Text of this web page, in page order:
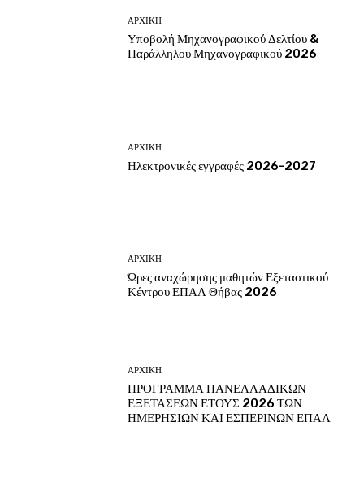
ΑΡΧΙΚΗ
Υποβολή Μηχανογραφικού Δελτίου &
Παράλληλου Μηχανογραφικού 2026
ΑΡΧΙΚΗ
Ηλεκτρονικές εγγραφές 2026-2027
ΑΡΧΙΚΗ
Ώρες αναχώρησης μαθητών Εξεταστικού
Κέντρου ΕΠΑΛ Θήβας 2026
ΑΡΧΙΚΗ
ΠΡΟΓΡΑΜΜΑ ΠΑΝΕΛΛΑΔΙΚΩΝ
ΕΞΕΤΑΣΕΩΝ ΕΤΟΥΣ 2026 ΤΩΝ
ΗΜΕΡΗΣΙΩΝ ΚΑΙ ΕΣΠΕΡΙΝΩΝ ΕΠΑΛ